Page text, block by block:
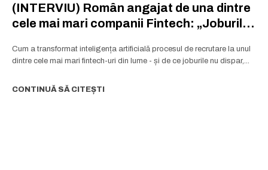
(INTERVIU) Român angajat de una dintre
cele mai mari companii Fintech: „Joburile
Cum a transformat inteligența artificială procesul de recrutare la unul
dintre cele mai mari fintech-uri din lume - și de ce joburile nu dispar,...
CONTINUĂ SĂ CITEȘTI